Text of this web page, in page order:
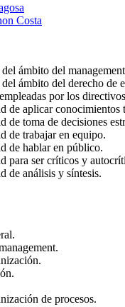
Costa
ámbito del
ámbito del derecho de
por los
de aplicar conocimientos
de toma de decisiones
de trabajar en equipo.
de hablar en público.
para ser críticos y
de análisis y síntesis.
de procesos.